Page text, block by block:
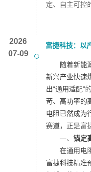
定、自主可控
2026
07-09
富捷科技：以
随着新能
新兴产业快速
出“通用适配”
苛、高功率的
电阻已然成为
赛道，正是富
一、锚定
在通用电
富捷科技精准